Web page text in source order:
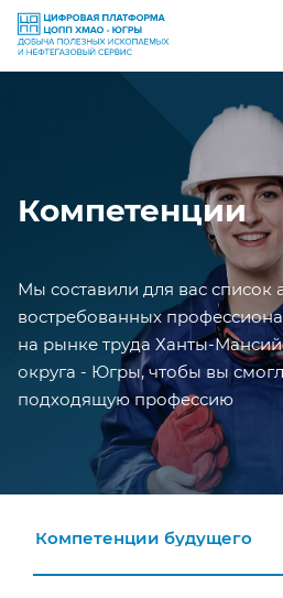
Компетенции
Мы составили для вас список
востребованных
на рынке труда Ханты-
округа - Югры, чтобы вы
подходящую профессию
Компетенции будущего